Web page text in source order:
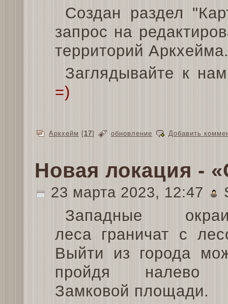
Создан раздел
запрос на
территорий
Заглядывайте к
=)
Аркхейм [17] обновление Добавить
Новая локация -
23 марта 2023, 12:47
Западные
леса граничат с
Выйти из города
пройдя налево
Замковой площади.